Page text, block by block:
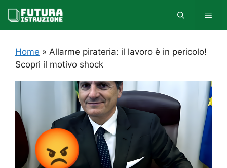
contenuto
Home » Allarme pirateria: il lavoro è in pericolo!
Scopri il motivo shock